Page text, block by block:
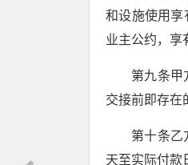
和设施使用享
业主公约，享
第九条甲
交接前即存在
第十条乙
天至实际付款